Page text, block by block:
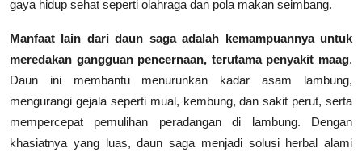
gaya hidup sehat seperti olahraga dan pola makan seimbang.
Manfaat lain dari daun saga adalah kemampuannya untuk
meredakan gangguan pencernaan, terutama penyakit maag.
Daun ini membantu menurunkan kadar asam lambung,
mengurangi gejala seperti mual, kembung, dan sakit perut, serta
mempercepat pemulihan peradangan di lambung. Dengan
khasiatnya yang luas, daun saga menjadi solusi herbal alami